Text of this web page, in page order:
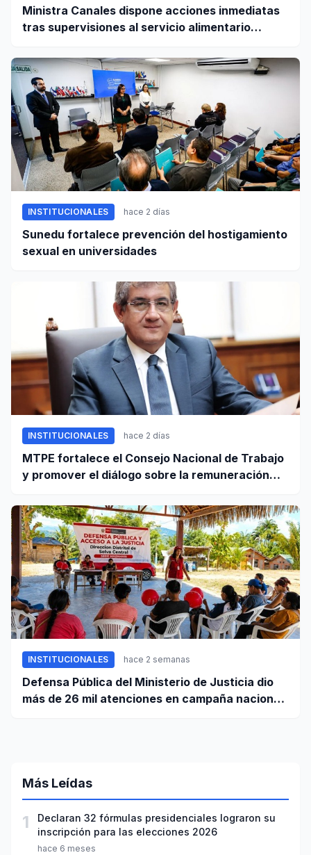
Ministra Canales dispone acciones inmediatas
tras supervisiones al servicio alimentario
INSTITUCIONALES hace 2 días
Sunedu fortalece prevención del hostigamiento
sexual en universidades
INSTITUCIONALES hace 2 días
MTPE fortalece el Consejo Nacional de Trabajo
y promover el diálogo sobre la remuneración
INSTITUCIONALES hace 2 semanas
Defensa Pública del Ministerio de Justicia dio
más de 26 mil atenciones en campaña nacional
Más Leídas
1
Declaran 32 fórmulas presidenciales lograron su
inscripción para las elecciones 2026
hace 6 meses